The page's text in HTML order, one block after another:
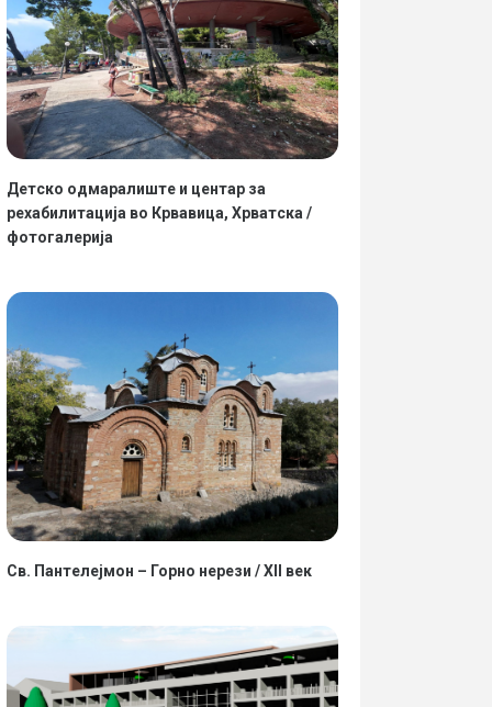
Детско одмаралиште и центар за
рехабилитација во Крвавица, Хрватска /
фотогалерија
Св. Пантелејмон – Горно нерези / XII век